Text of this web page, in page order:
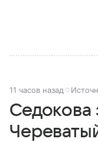
11 часов назад
Седокова